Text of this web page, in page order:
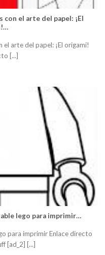
con el arte del papel: ¡El
el arte del papel: ¡El origami!
[...]
lego para imprimir…
para imprimir Enlace directo
[ad_2] [...]